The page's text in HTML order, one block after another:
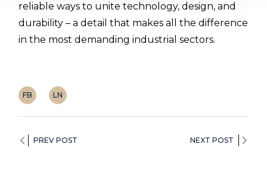
reliable ways to unite technology, design, and
durability – a detail that makes all the difference
in the most demanding industrial sectors.
FB LN
PREV POST NEXT POST